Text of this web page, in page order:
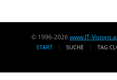
© 1996-2026www.IT-
START SUCHE TAG